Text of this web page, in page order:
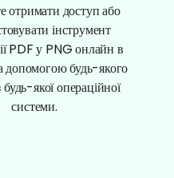
отримати доступ або
інструмент
PDF у PNG онлайн в
допомогою будь-якого
будь-якої операційної
системи.